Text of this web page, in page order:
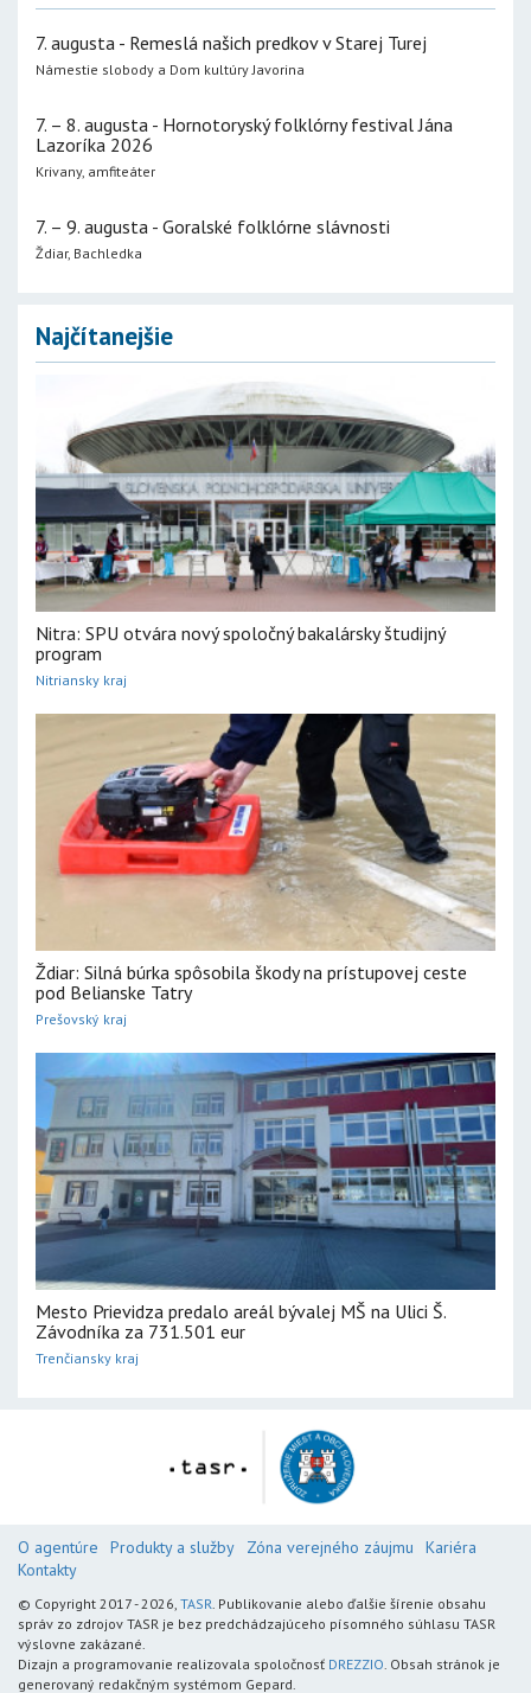
7. augusta - Remeslá našich predkov v Starej Turej
Námestie slobody a Dom kultúry Javorina
7. – 8. augusta - Hornotoryský folklórny festival Jána
Lazoríka 2026
Krivany, amfiteáter
7. – 9. augusta - Goralské folklórne slávnosti
Ždiar, Bachledka
Najčítanejšie
Nitra: SPU otvára nový spoločný bakalársky študijný
program
Nitriansky kraj
Ždiar: Silná búrka spôsobila škody na prístupovej ceste
pod Belianske Tatry
Prešovský kraj
Mesto Prievidza predalo areál bývalej MŠ na Ulici Š.
Závodníka za 731.501 eur
Trenčiansky kraj
O agentúre Produkty a služby Zóna verejného záujmu
Kariéra
Kontakty
© Copyright 2017 - 2026, TASR. Publikovanie alebo ďalšie šírenie obsahu
správ zo zdrojov TASR je bez predchádzajúceho písomného súhlasu TASR
výslovne zakázané.
Dizajn a programovanie realizovala spoločnosť DREZZIO. Obsah stránok je
generovaný redakčným systémom Gepard.